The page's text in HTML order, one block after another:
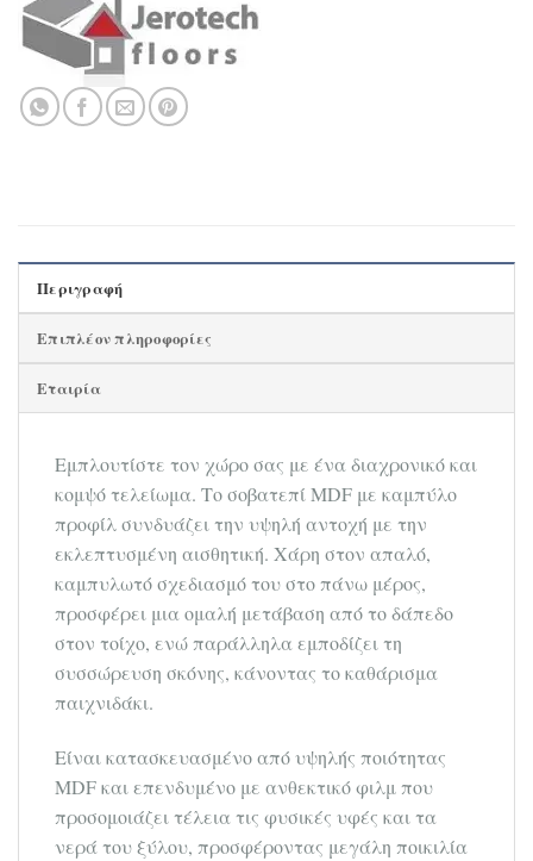
Περιγραφή
Επιπλέον πληροφορίες
Εταιρία
Εμπλουτίστε τον χώρο σας με ένα διαχρονικό και
κομψό τελείωμα. Το σοβατεπί MDF με καμπύλο
προφίλ συνδυάζει την υψηλή αντοχή με την
εκλεπτυσμένη αισθητική. Χάρη στον απαλό,
καμπυλωτό σχεδιασμό του στο πάνω μέρος,
προσφέρει μια ομαλή μετάβαση από το δάπεδο
στον τοίχο, ενώ παράλληλα εμποδίζει τη
συσσώρευση σκόνης, κάνοντας το καθάρισμα
παιχνιδάκι.
Είναι κατασκευασμένο από υψηλής ποιότητας
MDF και επενδυμένο με ανθεκτικό φιλμ που
προσομοιάζει τέλεια τις φυσικές υφές και τα
νερά του ξύλου, προσφέροντας μεγάλη ποικιλία